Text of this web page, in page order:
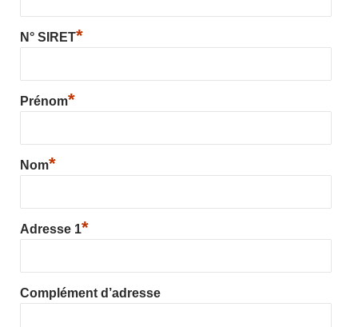
N° SIRET*
Prénom*
Nom*
Adresse 1*
Complément d’adresse